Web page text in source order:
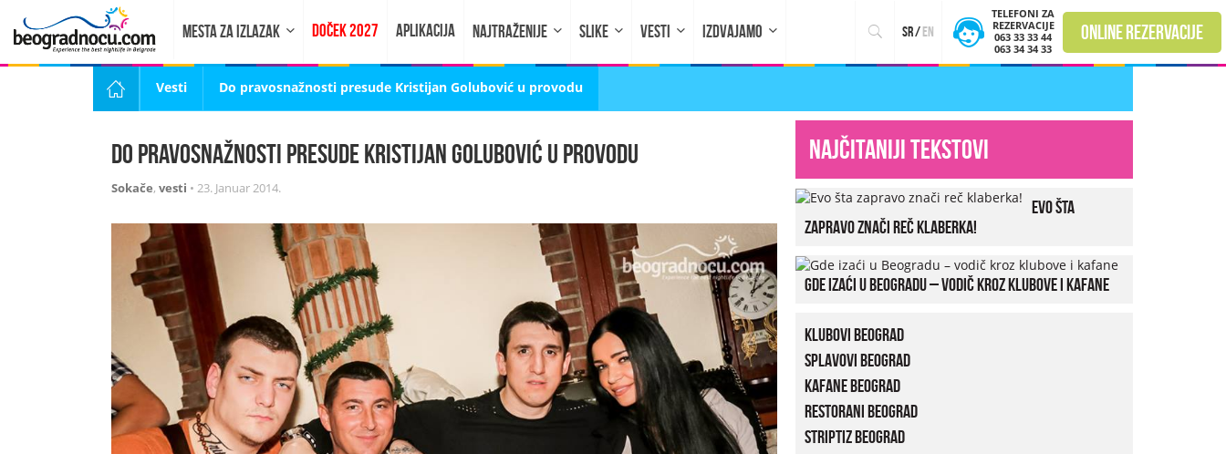
MESTA ZA IZLAZAK DOČEK 2027 APLIKACIJA NAJTRAŽENIJE SLIKE VESTI IZDVAJAMO sr/en
TELEFONI ZA
REZERVACIJE
063 33 33 44
063 34 34 33
online rezervacije
Vesti Do pravosnažnosti presude Kristijan Golubović u provodu
Do pravosnažnosti presude Kristijan Golubović u provodu
Sokače, vesti • 23. Januar 2014.
Najčitaniji tekstovi
Evo šta
zapravo znači reč klaberka!
Gde izaći u Beogradu – vodič kroz klubove i kafane
Klubovi Beograd
Splavovi Beograd
Kafane Beograd
Restorani Beograd
Striptiz Beograd